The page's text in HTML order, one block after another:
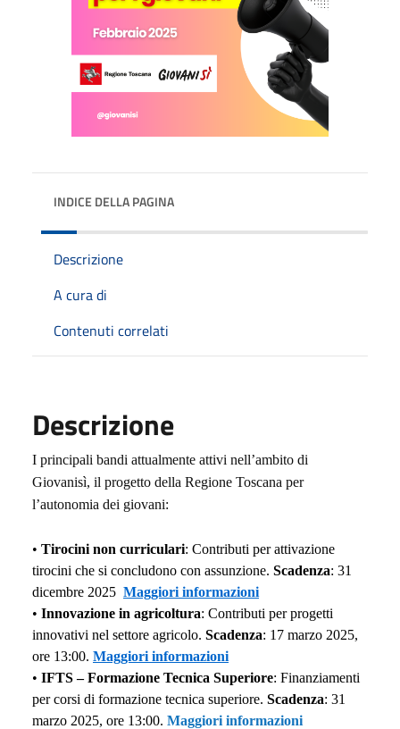
INDICE DELLA PAGINA
Descrizione
A cura di
Contenuti correlati
Descrizione
I principali bandi attualmente attivi nell’ambito di
Giovanisì, il progetto della Regione Toscana per
l’autonomia dei giovani:
• Tirocini non curriculari: Contributi per attivazione
tirocini che si concludono con assunzione. Scadenza: 31
dicembre 2025 Maggiori informazioni
• Innovazione in agricoltura: Contributi per progetti
innovativi nel settore agricolo. Scadenza: 17 marzo 2025,
ore 13:00. Maggiori informazioni
• IFTS – Formazione Tecnica Superiore: Finanziamenti
per corsi di formazione tecnica superiore. Scadenza: 31
marzo 2025, ore 13:00. Maggiori informazioni